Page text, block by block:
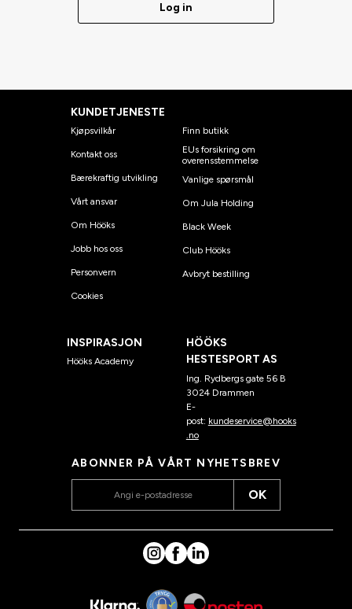
Log in
KUNDETJENESTE
Kjøpsvilkår
Kontakt oss
Bærekraftig utvikling
Vårt ansvar
Om Hööks
Jobb hos oss
Personvern
Cookies
Finn butikk
EUs forsikring om
overensstemmelse
Vanlige spørsmål
Om Jula Holding
Black Week
Club Hööks
Avbryt bestilling
INSPIRASJON
Hööks Academy
HÖÖKS
HESTESPORT AS
Ing. Rydbergs gate 56 B
3024 Drammen
E-
post: kundeservice@hooks
.no
ABONNER PÅ VÅRT NYHETSBREV
OK